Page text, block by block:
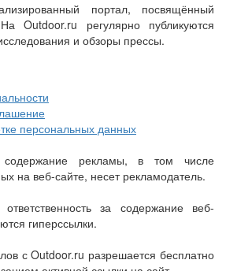
портал, посвящённый
Outdoor.ru регулярно публикуются
и обзоры прессы.
персональных данных
содержание рекламы, в том числе
на веб-сайте, несет рекламодатель.
за содержание веб-
гиперссылки.
с Outdoor.ru разрешается бесплатно